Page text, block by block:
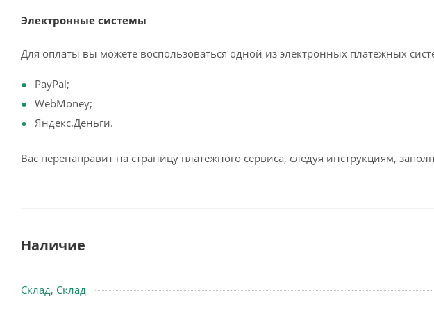
Электронные системы
Для оплаты вы можете воспользоваться одной из электронных платёжных
PayPal;
WebMoney;
Яндекс.Деньги.
Вас перенаправит на страницу платежного сервиса, следуя инструкциям,
Наличие
Склад, Склад